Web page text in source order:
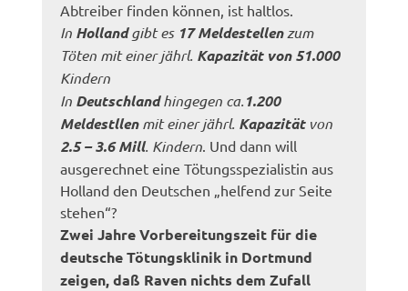
Abtreiber finden können, ist haltlos.
In Hollandgibt es 17 Meldestellenzum
Töten mit einer jährl. Kapazität von 51.000
Kindern
In Deutschlandhingegen ca.1.200
Meldestllenmit einer jährl. Kapazitätvon
2.5 – 3.6 Mill. Kindern. Und dann will
ausgerechnet eine Tötungsspezialistin aus
Holland den Deutschen „helfend zur Seite
stehen“?
Zwei Jahre Vorbereitungszeit für die
deutsche Tötungsklinik in Dortmund
zeigen, daß Raven nichts dem Zufall